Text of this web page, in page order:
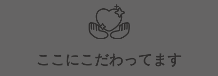
互いに支え合う社風です。
中途入社者も新卒入社者と同様の研修を受ける機会が
同期入社の方と横の繋がりを作れる機会があります。
困ったときには、地域の教育担当者や先輩社員がサポ
ートしてくれるので、経験が浅い方でも安心して働け
ここにこだわってます